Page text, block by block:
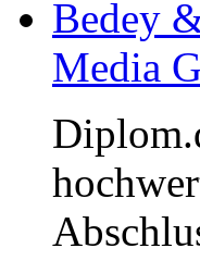
Bedey
Media